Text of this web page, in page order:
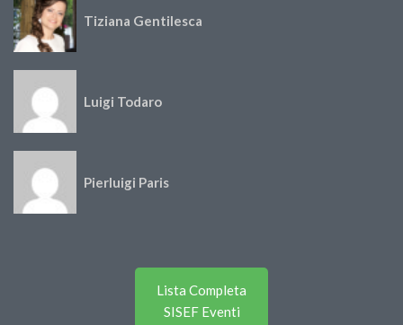
Tiziana Gentilesca
Luigi Todaro
Pierluigi Paris
Lista Completa
SISEF Eventi